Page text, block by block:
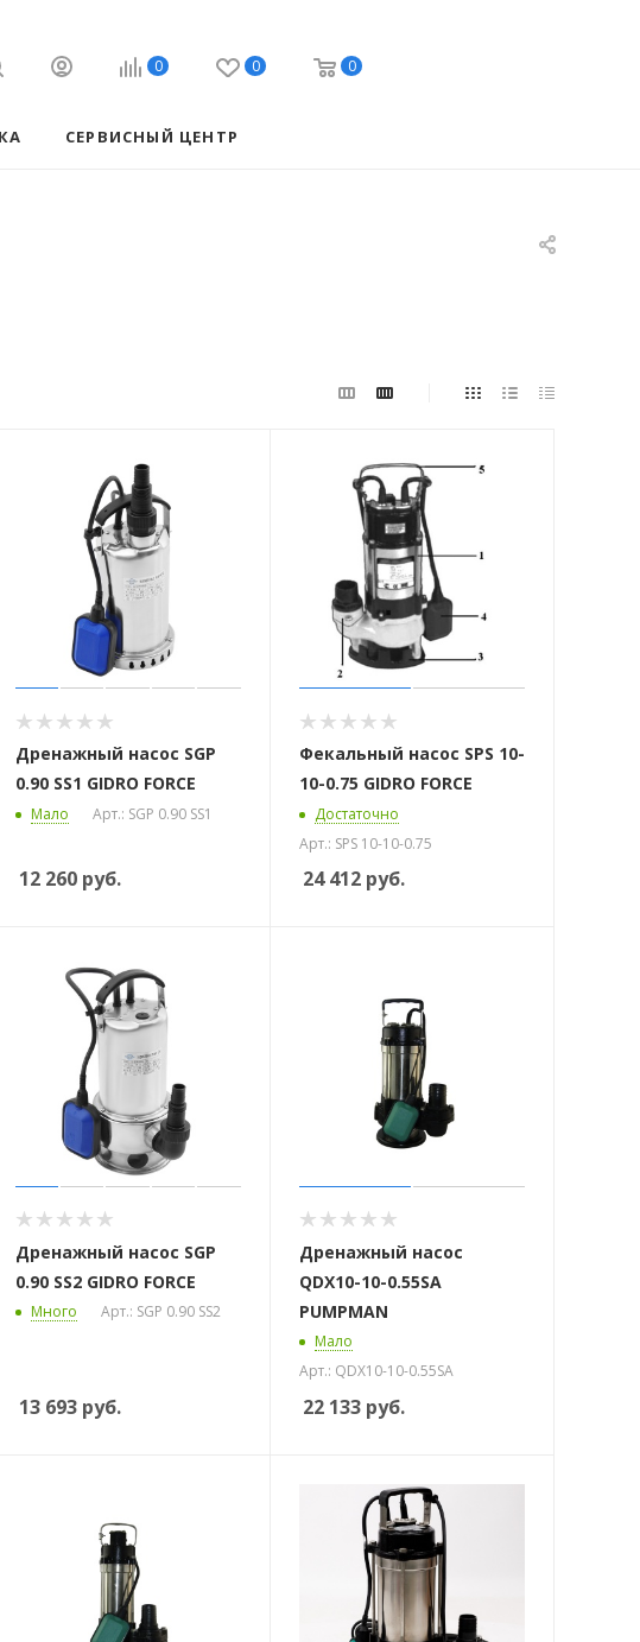
0 0 0
СЕРВИСНЫЙ ЦЕНТР
Дренажный насос SGP
0.90 SS1 GIDRO FORCE
Мало Арт.: SGP 0.90 SS1
12 260руб.
Фекальный насос SPS 10-
10-0.75 GIDRO FORCE
Достаточно
Арт.: SPS 10-10-0.75
24 412руб.
Дренажный насос SGP
0.90 SS2 GIDRO FORCE
Много Арт.: SGP 0.90 SS2
13 693руб.
Дренажный насос
QDX10-10-0.55SA
PUMPMAN
Мало
Арт.: QDX10-10-0.55SA
22 133руб.